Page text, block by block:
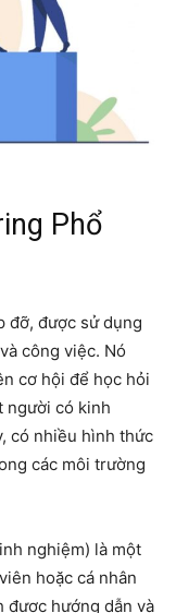
Phổ
đỡ, được sử dụng
công việc. Nó
cơ hội để học hỏi
người có kinh
có nhiều hình thức
các môi trường
nghiệm) là một
hoặc cá nhân
được hướng dẫn và